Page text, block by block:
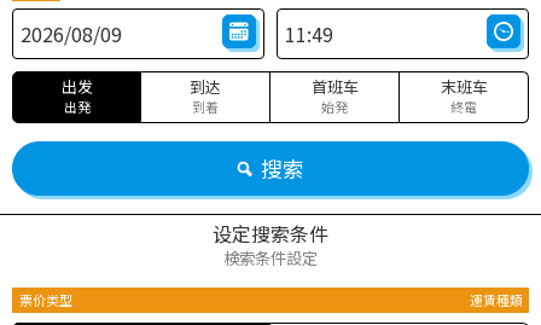
出发
出発
到达
到着
首班车
始発
末班车
終電
搜索
设定搜索条件
検索条件設定
票价类型 運賃種類